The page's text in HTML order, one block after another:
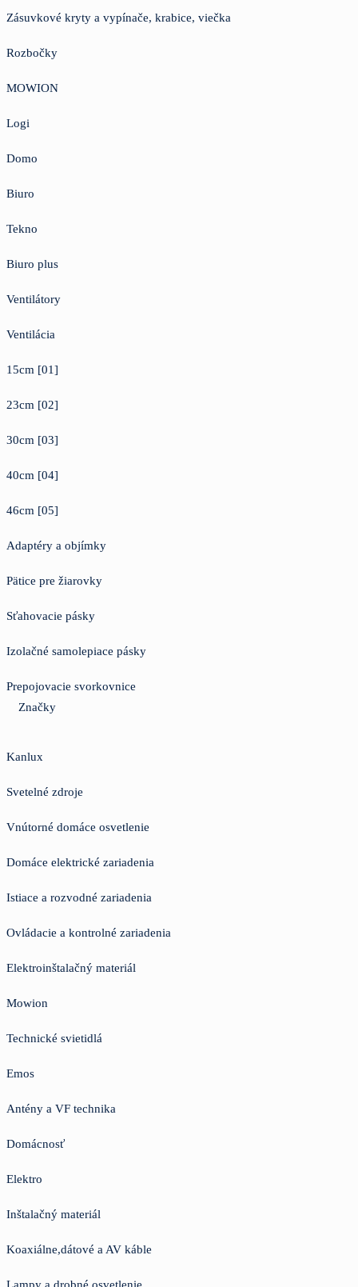
Zásuvkové kryty a vypínače, krabice, viečka
Rozbočky
MOWION
Logi
Domo
Biuro
Tekno
Biuro plus
Ventilátory
Ventilácia
15cm [01]
23cm [02]
30cm [03]
40cm [04]
46cm [05]
Adaptéry a objímky
Pätice pre žiarovky
Sťahovacie pásky
Izolačné samolepiace pásky
Prepojovacie svorkovnice
Značky
Kanlux
Svetelné zdroje
Vnútorné domáce osvetlenie
Domáce elektrické zariadenia
Istiace a rozvodné zariadenia
Ovládacie a kontrolné zariadenia
Elektroinštalačný materiál
Mowion
Technické svietidlá
Emos
Antény a VF technika
Domácnosť
Elektro
Inštalačný materiál
Koaxiálne,dátové a AV káble
Lampy a drobné osvetlenie